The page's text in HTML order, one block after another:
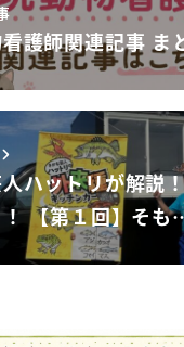
護師関連記事 ま
ハットリが解説
！ 【第１回】そ